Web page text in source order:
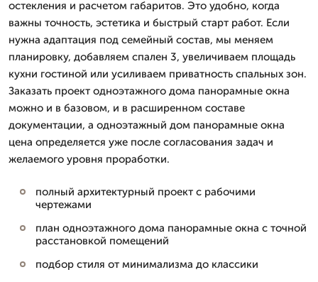
остекления и расчетом габаритов. Это удобно, когда
важны точность, эстетика и быстрый старт работ. Если
нужна адаптация под семейный состав, мы меняем
планировку, добавляем спален 3, увеличиваем площадь
кухни гостиной или усиливаем приватность спальных зон.
Заказать проект одноэтажного дома панорамные окна
можно и в базовом, и в расширенном составе
документации, а одноэтажный дом панорамные окна
цена определяется уже после согласования задач и
желаемого уровня проработки.
полный архитектурный проект с рабочими
чертежами
план одноэтажного дома панорамные окна с точной
расстановкой помещений
подбор стиля от минимализма до классики